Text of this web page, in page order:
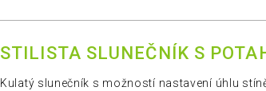
STILISTA SLUNEČNÍK S
Kulatý slunečník s možností nastavení úhlu